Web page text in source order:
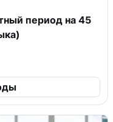
период на 45